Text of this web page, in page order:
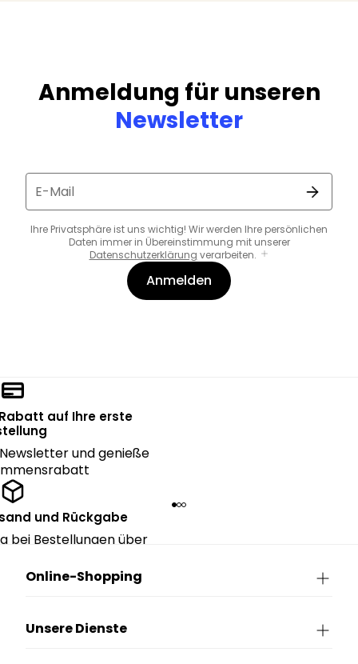
Anmeldung für unseren
Newsletter
E-Mail
Ihre Privatsphäre ist uns wichtig! Wir werden Ihre persönlichen
Daten immer in Übereinstimmung mit unserer
Datenschutzerklärung verarbeiten.
Anmelden
auf Ihre erste
und genieße
und Rückgabe
bei Bestellungen über
Online-Shopping
Unsere Dienste